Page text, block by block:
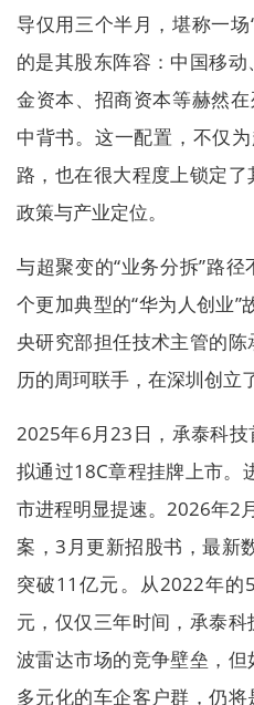
导仅用三个半月，堪称一
的是其股东阵容：中国移
金资本、招商资本等赫然
中背书。这一配置，不仅
路，也在很大程度上锁定
政策与产业定位。
与超聚变的“业务分拆”路
个更加典型的“华为人创业
央研究部担任技术主管的
历的周珂联手，在深圳创立
2025年6月23日，承泰科技
拟通过18C章程挂牌上市。
市进程明显提速。2026年2
案，3月更新招股书，最新
突破11亿元。从2022年
元，仅仅三年时间，承泰
波雷达市场的竞争壁垒，
多元化的车企客户群，仍